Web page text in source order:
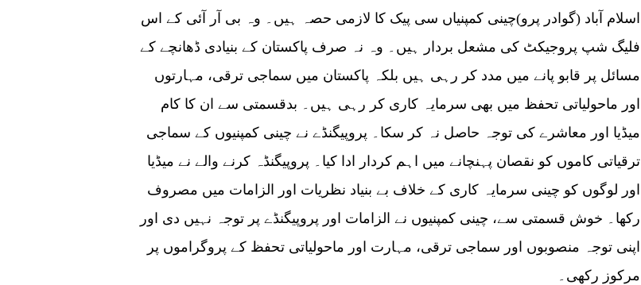
اسلام آباد (گوادر پرو)چینی کمپنیاں سی پیک کا لازمی حصہ ہیں۔ وہ بی آر آئی کے اس
فلیگ شپ پروجیکٹ کی مشعل بردار ہیں۔ وہ نہ صرف پاکستان کے بنیادی ڈھانچے کے
مسائل پر قابو پانے میں مدد کر رہی ہیں بلکہ پاکستان میں سماجی ترقی، مہارتوں
اور ماحولیاتی تحفظ میں بھی سرمایہ کاری کر رہی ہیں۔ بدقسمتی سے ان کا کام
میڈیا اور معاشرے کی توجہ حاصل نہ کر سکا۔ پروپیگنڈے نے چینی کمپنیوں کے سماجی
ترقیاتی کاموں کو نقصان پہنچانے میں اہم کردار ادا کیا۔ پروپیگنڈہ کرنے والے نے میڈیا
اور لوگوں کو چینی سرمایہ کاری کے خلاف بے بنیاد نظریات اور الزامات میں مصروف
رکھا۔ خوش قسمتی سے، چینی کمپنیوں نے الزامات اور پروپیگنڈے پر توجہ نہیں دی اور
اپنی توجہ منصوبوں اور سماجی ترقی، مہارت اور ماحولیاتی تحفظ کے پروگراموں پر
مرکوز رکھی۔